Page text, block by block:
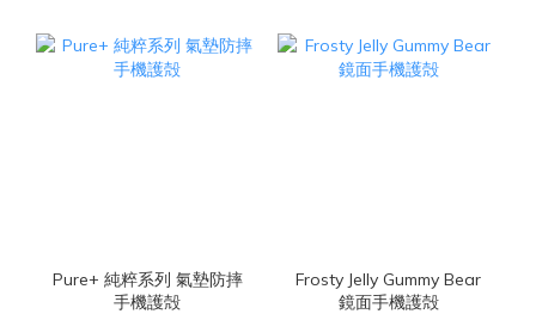
Pure+ 純粹系列 氣墊防摔
手機護殻
Frosty Jelly Gummy Bear
鏡面手機護殻